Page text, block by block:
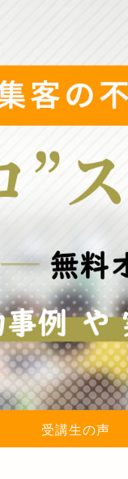
受講生の声